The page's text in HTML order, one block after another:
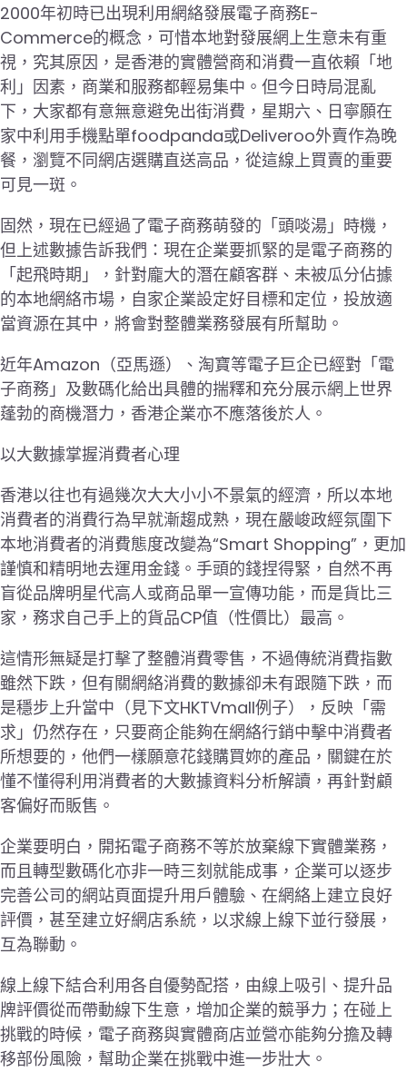
2000年初時已出現利用網絡發展電子商務E-
Commerce的概念，可惜本地對發展網上生意未有重
視，究其原因，是香港的實體營商和消費一直依賴「地
利」因素，商業和服務都輕易集中。但今日時局混亂
下，大家都有意無意避免出街消費，星期六、日寧願在
家中利用手機點單foodpanda或Deliveroo外賣作為晚
餐，瀏覽不同網店選購直送高品，從這線上買賣的重要
可見一斑。
固然，現在已經過了電子商務萌發的「頭啖湯」時機，
但上述數據告訴我們：現在企業要抓緊的是電子商務的
「起飛時期」，針對龐大的潛在顧客群、未被瓜分佔據
的本地網絡市場，自家企業設定好目標和定位，投放適
當資源在其中，將會對整體業務發展有所幫助。
近年Amazon（亞馬遜）、淘寶等電子巨企已經對「電
子商務」及數碼化給出具體的揣釋和充分展示網上世界
蓬勃的商機潛力，香港企業亦不應落後於人。
以大數據掌握消費者心理
香港以往也有過幾次大大小小不景氣的經濟，所以本地
消費者的消費行為早就漸趨成熟，現在嚴峻政經氛圍下
本地消費者的消費態度改變為“Smart Shopping”，更加
謹慎和精明地去運用金錢。手頭的錢捏得緊，自然不再
盲從品牌明星代高人或商品單一宣傳功能，而是貨比三
家，務求自己手上的貨品CP值（性價比）最高。
這情形無疑是打擊了整體消費零售，不過傳統消費指數
雖然下跌，但有關網絡消費的數據卻未有跟隨下跌，而
是穩步上升當中（見下文HKTVmall例子），反映「需
求」仍然存在，只要商企能夠在網絡行銷中擊中消費者
所想要的，他們一樣願意花錢購買妳的產品，關鍵在於
懂不懂得利用消費者的大數據資料分析解讀，再針對顧
客偏好而販售。
企業要明白，開拓電子商務不等於放棄線下實體業務，
而且轉型數碼化亦非一時三刻就能成事，企業可以逐步
完善公司的網站頁面提升用戶體驗、在網絡上建立良好
評價，甚至建立好網店系統，以求線上線下並行發展，
互為聯動。
線上線下結合利用各自優勢配搭，由線上吸引、提升品
牌評價從而帶動線下生意，增加企業的競爭力；在碰上
挑戰的時候，電子商務與實體商店並營亦能夠分擔及轉
移部份風險，幫助企業在挑戰中進一步壯大。